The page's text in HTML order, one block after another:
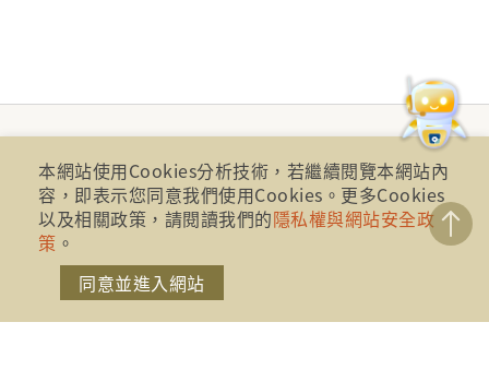
財團法人金融消費評議中心 著作權所有
本網站使用Cookies分析技術，若繼續閱覽本網站內
容，即表示您同意我們使用Cookies。更多Cookies
以及相關政策，請閱讀我們的隱私權與網站安全政
策 。
同意並進入網站